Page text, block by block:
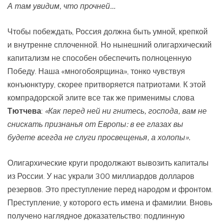
А там увидим, что прочней…
Чтобы побеждать, Россия должна быть умной, крепкой
и внутренне сплоченной. Но нынешний олигархический
капитализм не способен обеспечить полноценную
Победу. Наша «многобоярщина», тонко чувствуя
конъюнктуру, скорее притворяется патриотами. К этой
компрадорской элите все так же применимы слова
Тютчева: «Как перед ней ни гнитесь, господа, вам не
снискать признанья от Европы: в ее глазах вы
будете всегда не слуги просвещенья, а холопы».
Олигархические круги продолжают вывозить капиталы
из России. У нас украли 300 миллиардов долларов
резервов. Это преступление перед народом и фронтом.
Преступление, у которого есть имена и фамилии. Вновь
получено наглядное доказательство: подлинную